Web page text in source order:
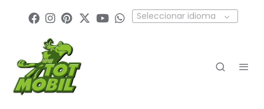
Seleccionar idioma